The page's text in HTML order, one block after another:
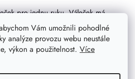
Vám umožnili pohodlné
analýze provozu webu neustále
výkon a použitelnost. Více
pro jednu ruku. Váleček má
se výborně otáčí. Překvapí
s ním pracuje.